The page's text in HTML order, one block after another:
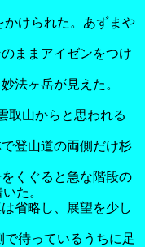
けられた。あずまや
ままアイゼンをつけ
法ヶ岳が見えた。
取山からと思われる
登山道の両側だけ杉
くぐると急な階段の
た。
省略し、展望を少し
待っているうちに足